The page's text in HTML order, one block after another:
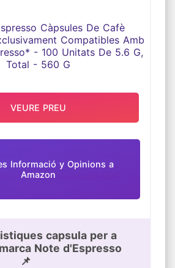
NESPRESSO* - 100
5.6 G, TOTAL - 560 G
Informació y Opinions a
Amazon
capsula per a
Note d'Espresso
📌
VEURE PREU